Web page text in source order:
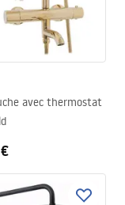
avec thermostat